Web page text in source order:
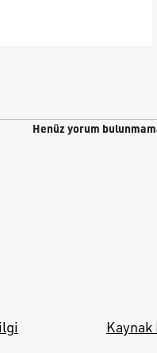
Henüz yorum
Kaynak